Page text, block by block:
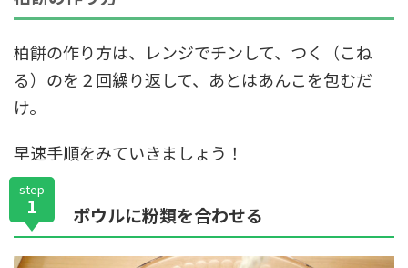
柏餅の作り方は、レンジでチンして、つく（こね
る）のを２回繰り返して、あとはあんこを包むだ
け。
早速手順をみていきましょう！
step
1 ボウルに粉類を合わせる